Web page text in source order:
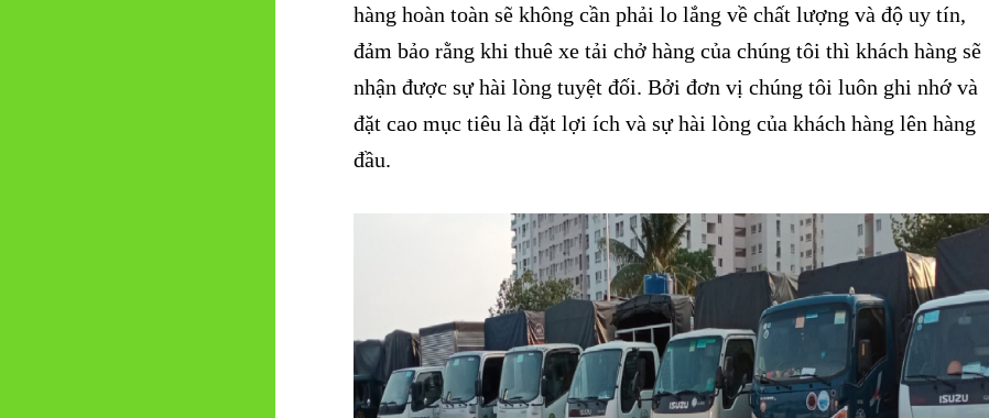
hàng hoàn toàn sẽ không cần phải lo lắng về chất lượng và độ uy tín,
đảm bảo rằng khi thuê xe tải chở hàng của chúng tôi thì khách hàng sẽ
nhận được sự hài lòng tuyệt đối. Bởi đơn vị chúng tôi luôn ghi nhớ và
đặt cao mục tiêu là đặt lợi ích và sự hài lòng của khách hàng lên hàng
đầu.